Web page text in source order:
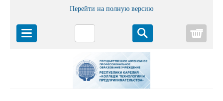
Перейти на полную версию